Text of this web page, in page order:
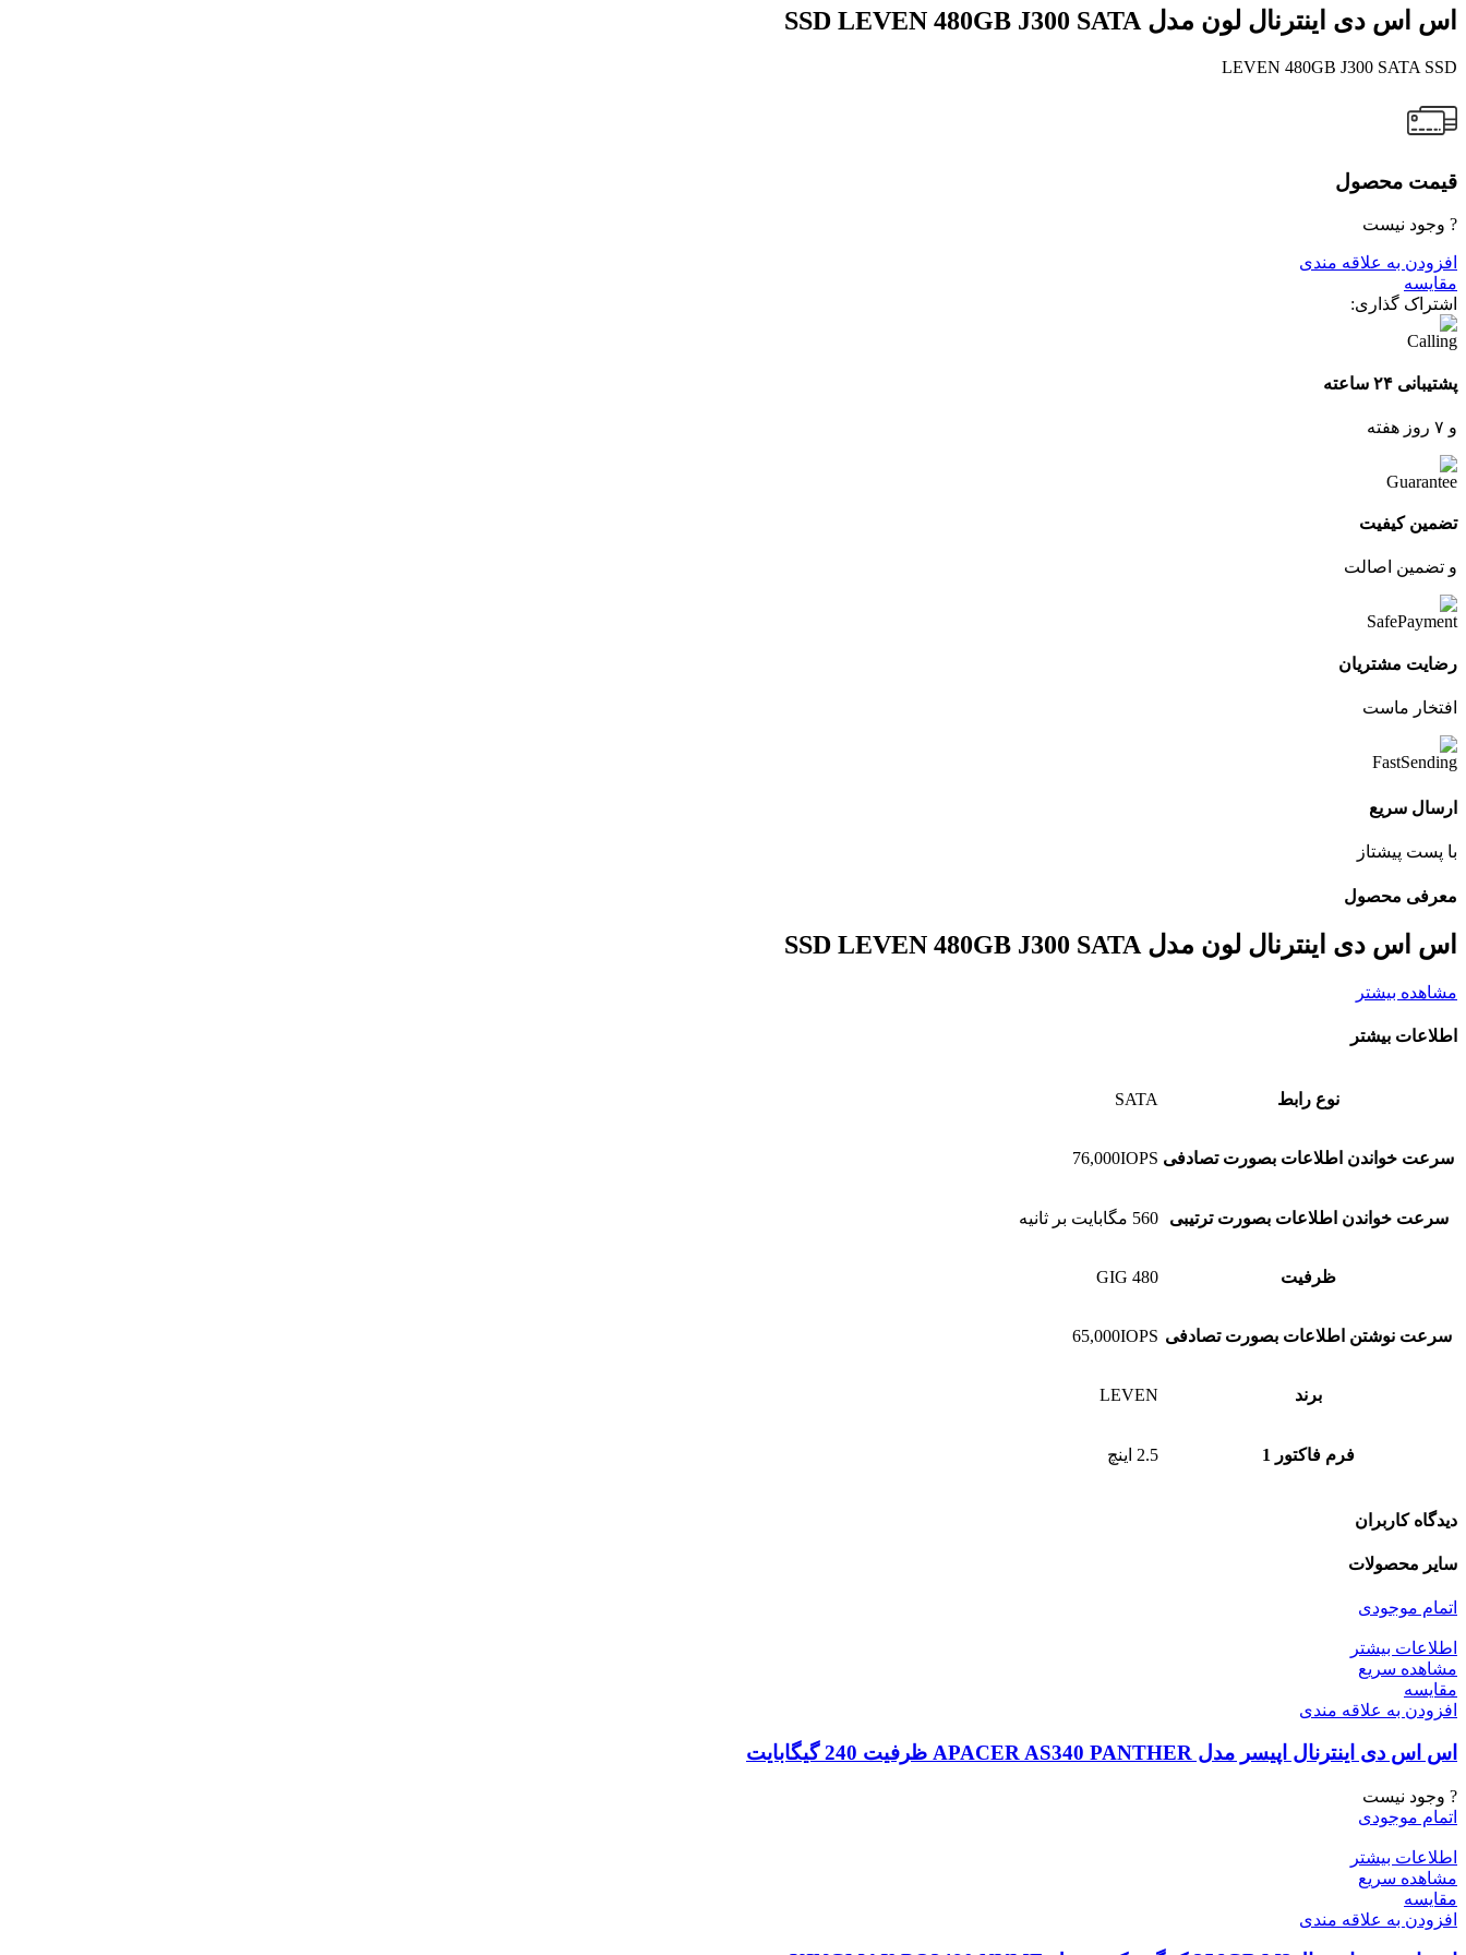
اس اس دی اینترنال لون مدل SSD LEVEN 480GB J300 SATA
LEVEN 480GB J300 SATA SSD
قیمت محصول
? وجود نیست
افزودن به علاقه مندی
مقایسه
اشتراک گذاری:
پشتیبانی ۲۴ ساعته
و ۷ روز هفته
تضمین کیفیت
و تضمین اصالت
رضایت مشتریان
افتخار ماست
ارسال سریع
با پست پیشتاز
معرفی محصول
اس اس دی اینترنال لون مدل SSD LEVEN 480GB J300 SATA
مشاهده بیشتر
اطلاعات بیشتر
نوع رابط SATA
سرعت خواندن اطلاعات بصورت تصادفی 76,000IOPS
سرعت خواندن اطلاعات بصورت ترتیبی 560 مگابایت بر ثانیه
ظرفیت 480 GIG
سرعت نوشتن اطلاعات بصورت تصادفی 65,000IOPS
برند LEVEN
فرم فاکتور 1 2.5 اینچ
دیدگاه کاربران
سایر محصولات
اتمام موجودی
اطلاعات بیشتر
مشاهده سریع
مقایسه
افزودن به علاقه مندی
اس اس دی اینترنال اپیسر مدل APACER AS340 PANTHER ظرفیت 240 گیگابایت
? وجود نیست
اتمام موجودی
اطلاعات بیشتر
مشاهده سریع
مقایسه
افزودن به علاقه مندی